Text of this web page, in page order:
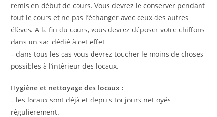
remis en début de cours. Vous devrez le conserver pendant
tout le cours et ne pas l’échanger avec ceux des autres
élèves. A la fin du cours, vous devrez déposer votre chiffons
dans un sac dédié à cet effet.
– dans tous les cas vous devrez toucher le moins de choses
possibles à l’intérieur des locaux.
Hygiène et nettoyage des locaux :
– les locaux sont déjà et depuis toujours nettoyés
régulièrement.